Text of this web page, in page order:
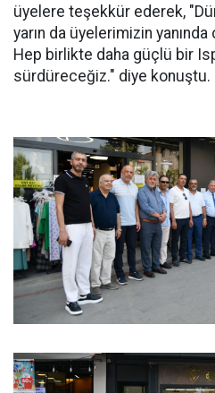
üyelere teşekkür ederek,
yarın da üyelerimizin
Hep birlikte daha güçlü bir
sürdüreceğiz." diye konuştu.